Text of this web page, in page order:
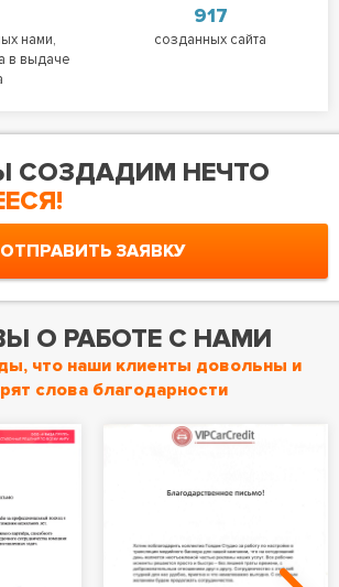
нами,
в выдаче
917
созданных сайта
СОЗДАДИМ НЕЧТО
ОТПРАВИТЬ ЗАЯВКУ
О РАБОТЕ С НАМИ
что наши клиенты довольны и
слова благодарности